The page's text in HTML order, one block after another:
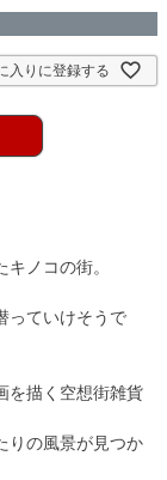
入りに登録する
ノコの街。
っていけそうで
を描く空想街雑貨
りの風景が見つか